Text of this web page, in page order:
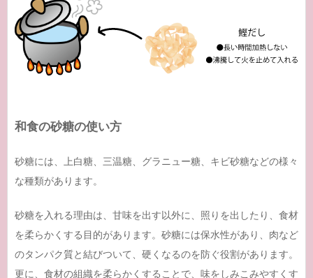
和食の砂糖の使い方
砂糖には、上白糖、三温糖、グラニュー糖、キビ砂糖などの様々
な種類があります。
砂糖を入れる理由は、甘味を出す以外に、照りを出したり、食材
を柔らかくする目的があります。砂糖には保水性があり、肉など
のタンパク質と結びついて、硬くなるのを防ぐ役割があります。
更に、食材の組織を柔らかくすることで、味をしみこみやすくす